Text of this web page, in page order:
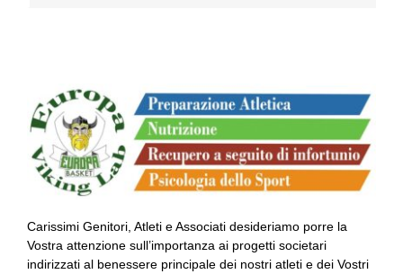
Carissimi Genitori, Atleti e Associati desideriamo porre la
Vostra attenzione sull’importanza ai progetti societari
indirizzati al benessere principale dei nostri atleti e dei Vostri